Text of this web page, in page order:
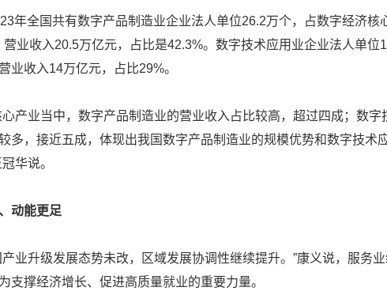
年全国共有数字产品制造业企业法人单位26.2万个，占数字经济核
营业收入20.5万亿元，占比是42.3%。数字技术应用业企业法人单位
业收入14万亿元，占比29%。
心产业当中，数字产品制造业的营业收入占比较高，超过四成；数字
多，接近五成，体现出我国数字产品制造业的规模优势和数字技术
华说。
动能更足
产业升级发展态势未改，区域发展协调性继续提升。”康义说，服务
支撑经济增长、促进高质量就业的重要力量。